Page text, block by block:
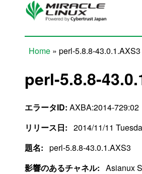
Skip to main content
Home » perl-5.8.8-43.0.1.AXS3
perl-5.8.8-
エラータID: AXBA:2014-729:02
リリース日: 2014/11/11
題名: perl-5.8.8-43.0.1.AXS3
影響のあるチャネル: Asianux